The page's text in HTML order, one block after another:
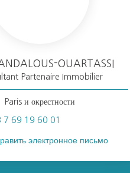
OUARTASSI
Partenaire Immobilier
Paris и окрестности
7 69 19 60 01
электронное письмо